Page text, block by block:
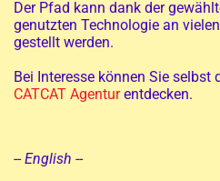
Der Pfad kann dank der
genutzten Technologie an
gestellt werden.
Bei Interesse können Sie selbst
CATCAT Agenturentdecken.
--English --